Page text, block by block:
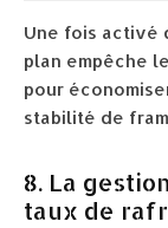
Une fois activé
plan empêche
pour
stabilité de
8. La
taux de